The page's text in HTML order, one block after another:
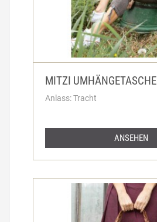
MITZI UMHÄNGETASCHE
Anlass: Tracht
ANSEHEN